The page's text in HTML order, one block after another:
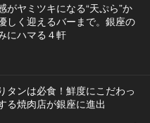
がヤミツキになる“天ぷら”か
しく迎えるバーまで。銀座の
にハマる４軒
タンは必食！鮮度にこだわっ
る焼肉店が銀座に進出